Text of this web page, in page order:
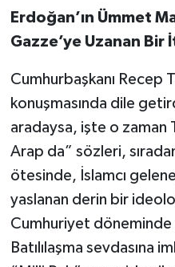
Erdoğan’ın Ümmet
Gazze’ye Uzanan Bir
Cumhurbaşkanı Recep
konuşmasında dile
aradaysa, işte o zaman
Arap da” sözleri,
ötesinde, İslamcı
yaslanan derin bir
Cumhuriyet
Batılılaşma sevdasına